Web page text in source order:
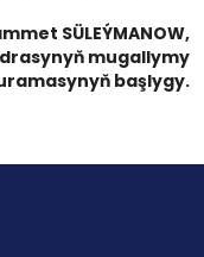
SÜLEÝMANOW,
mugallymy
başlygy.